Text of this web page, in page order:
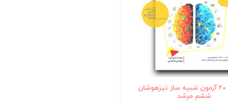
مبتکران 20 آزمون شبیه ساز تیزهوشان
ششم مرشد